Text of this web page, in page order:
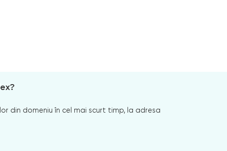
din domeniu în cel mai scurt timp, la adresa